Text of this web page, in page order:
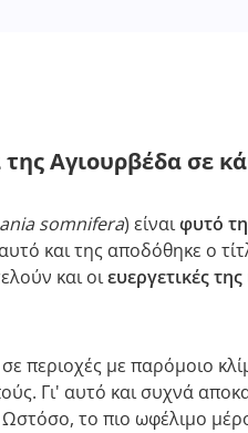
Αγιουρβέδα σε
somnifera) είναιφυτό
και της αποδόθηκε ο
και οιευεργετικές της
περιοχές με παρόμοιο
Γι' αυτό και συχνά
το πιο ωφέλιμο